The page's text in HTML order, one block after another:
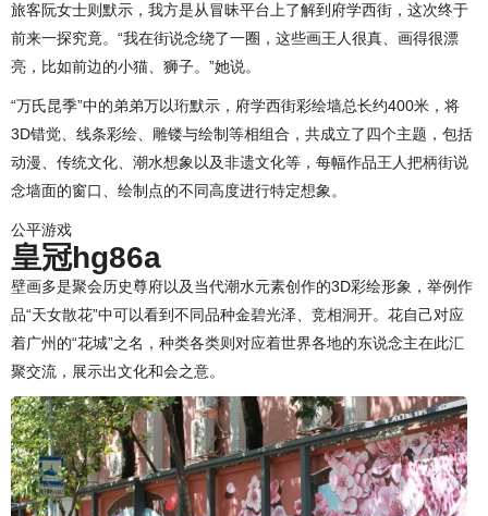
旅客阮女士则默示，我方是从冒昧平台上了解到府学西街，这次终于
前来一探究竟。“我在街说念绕了一圈，这些画王人很真、画得很漂
亮，比如前边的小猫、狮子。”她说。
“万氏昆季”中的弟弟万以珩默示，府学西街彩绘墙总长约400米，将
3D错觉、线条彩绘、雕镂与绘制等相组合，共成立了四个主题，包括
动漫、传统文化、潮水想象以及非遗文化等，每幅作品王人把柄街说
念墙面的窗口、绘制点的不同高度进行特定想象。
公平游戏
皇冠hg86a
壁画多是聚会历史尊府以及当代潮水元素创作的3D彩绘形象，举例作
品“天女散花”中可以看到不同品种金碧光泽、竞相洞开。花自己对应
着广州的“花城”之名，种类各类则对应着世界各地的东说念主在此汇
聚交流，展示出文化和会之意。